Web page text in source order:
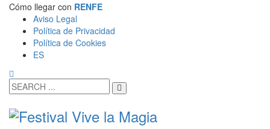
Cómo llegar con RENFE
Aviso Legal
Política de Privacidad
Política de Cookies
ES